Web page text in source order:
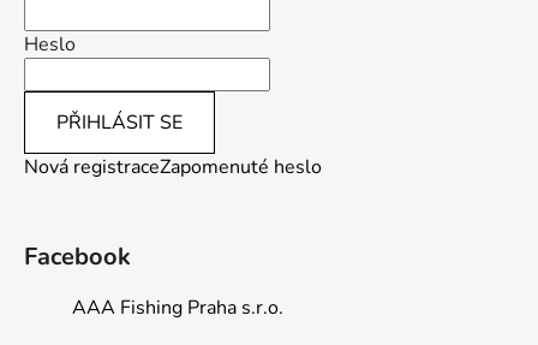
Heslo
PŘIHLÁSIT SE
Nová registraceZapomenuté heslo
Facebook
AAA Fishing Praha s.r.o.